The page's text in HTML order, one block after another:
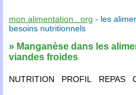
mon alimentation . org - les
besoins nutritionnels
» Manganèse dans les
viandes froides
NUTRITION PROFIL REPAS